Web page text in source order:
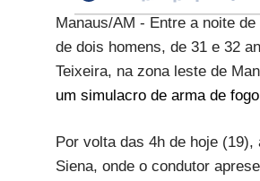
Manaus/AM - Entre a noite
de dois homens, de 31 e 32
Teixeira, na zona leste de
um simulacro de arma de
Por volta das 4h de hoje
Siena, onde o condutor